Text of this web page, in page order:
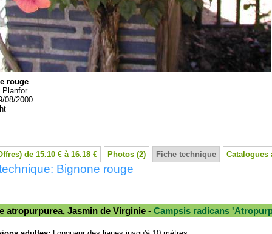
rouge
Planfor
08/2000
de 15.10 € à 16.18 € Photos (2) Fiche technique Catalogues
Bignone rouge
atropurpurea, Jasmin de Virginie - Campsis radicans